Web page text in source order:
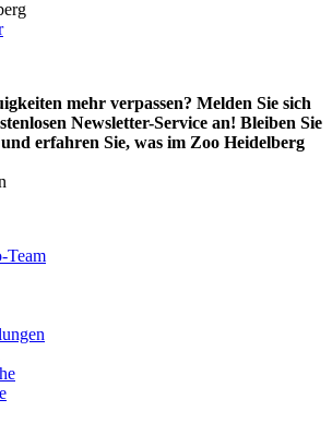
mehr verpassen? Melden Sie sich
Newsletter-Service an! Bleiben Sie
erfahren Sie, was im Zoo Heidelberg
Team